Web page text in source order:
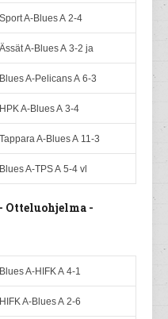
Sport A-Blues A 2-4
Ässät A-Blues A 3-2 ja
Blues A-Pelicans A 6-3
HPK A-Blues A 3-4
Tappara A-Blues A 11-3
Blues A-TPS A 5-4 vl
Otteluohjelma -
Blues A-HIFK A 4-1
HIFK A-Blues A 2-6